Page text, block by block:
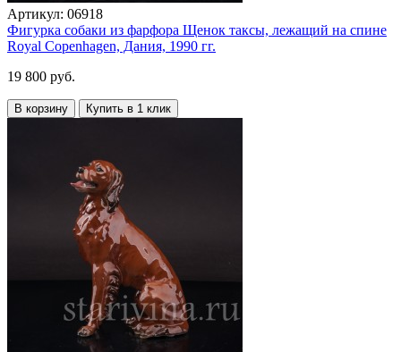
Артикул: 06918
Фигурка собаки из фарфора Щенок таксы, лежащий на спине
Royal Copenhagen, Дания, 1990 гг.
19 800 руб.
В корзину Купить в 1 клик